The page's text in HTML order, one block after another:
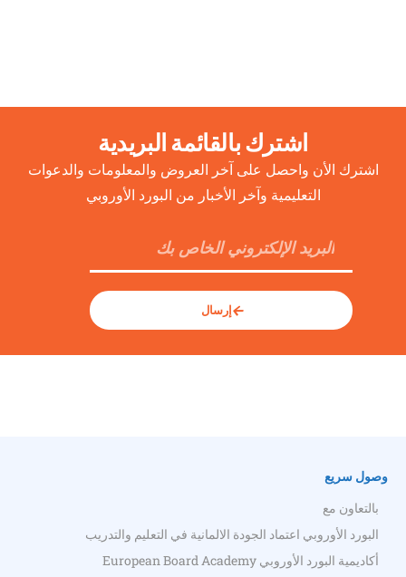
اشترك بالقائمة البريدية
اشترك الأن واحصل على آخر العروض والمعلومات والدعوات
التعليمية وآخر الأخبار من البورد الأوروبي
إرسال
وصول سريع
بالتعاون مع
البورد الأوروبي اعتماد الجودة الالمانية في التعليم والتدريب
أكاديمية البورد الأوروبي European Board Academy